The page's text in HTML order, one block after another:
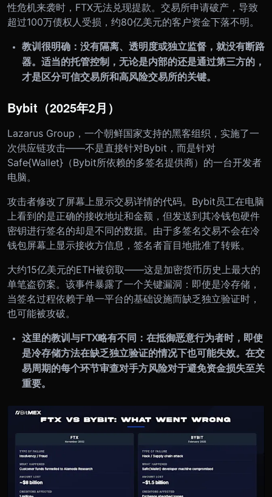
性危机来袭时，FTX无法兑现提款。交易所申请破产，导致
超过100万债权人受损，约80亿美元的客户资金下落不明。
教训很明确：没有隔离、透明度或独立监督，就没有断路
器。适当的托管控制，无论是内部的还是通过第三方的，
才是区分可信交易所和高风险交易所的关键。
Bybit（2025年2月）
Lazarus Group，一个朝鲜国家支持的黑客组织，实施了一
次供应链攻击——不是直接针对Bybit，而是针对
Safe{Wallet}（Bybit所依赖的多签名提供商）的一台开发者
电脑。
攻击者修改了屏幕上显示交易详情的代码。Bybit员工在电脑
上看到的是正确的接收地址和金额，但发送到其冷钱包硬件
密钥进行签名的却是不同的数据。由于多签名交易不会在冷
钱包屏幕上显示接收方信息，签名者盲目地批准了转账。
大约15亿美元的ETH被窃取——这是加密货币历史上最大的
单笔盗窃案。该事件暴露了一个关键漏洞：即使是冷存储，
当签名过程依赖于单一平台的基础设施而缺乏独立验证时，
也可能被攻破。
这里的教训与FTX略有不同：在抵御恶意行为者时，即使
是冷存储方法在缺乏独立验证的情况下也可能失效。在交
易周期的每个环节审查对手方风险对于避免资金损失至关
重要。